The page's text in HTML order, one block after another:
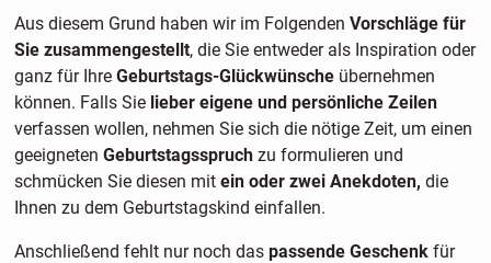
Aus diesem Grund haben wir im Folgenden Vorschläge für
Sie zusammengestellt, die Sie entweder als Inspiration oder
ganz für Ihre Geburtstags-Glückwünscheübernehmen
können. Falls Sie lieber eigene und persönliche Zeilen
verfassen wollen, nehmen Sie sich die nötige Zeit, um einen
geeigneten Geburtstagsspruch zu formulieren und
schmücken Sie diesen mitein oder zwei Anekdoten, die
Ihnen zu dem Geburtstagskind einfallen.
Anschließend fehlt nur noch das passende Geschenkfür